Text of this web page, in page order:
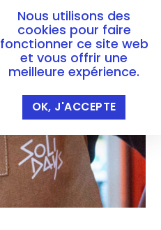
Nous utilisons des
cookies pour faire
fonctionner ce site web
et vous offrir une
meilleure expérience.
OK, J'ACCEPTE